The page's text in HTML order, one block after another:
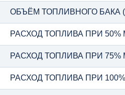
ОБЪЁМ ТОПЛИВНОГО БАКА
РАСХОД ТОПЛИВА ПРИ
РАСХОД ТОПЛИВА ПРИ
РАСХОД ТОПЛИВА ПРИ